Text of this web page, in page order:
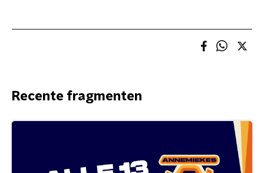
Recente fragmenten